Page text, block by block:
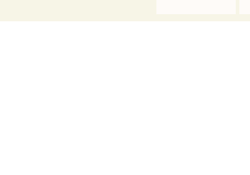
contenido